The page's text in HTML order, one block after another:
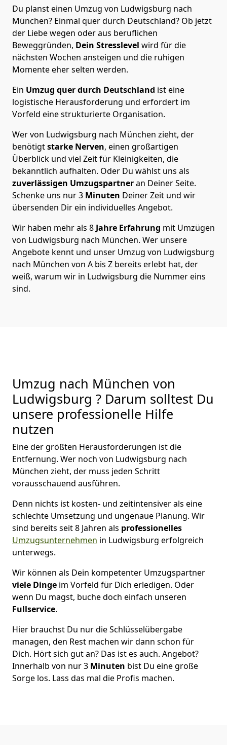
Du planst einen Umzug von Ludwigsburg nach
München? Einmal quer durch Deutschland? Ob jetzt
der Liebe wegen oder aus beruflichen
Beweggründen, Dein Stresslevel wird für die
nächsten Wochen ansteigen und die ruhigen
Momente eher selten werden.
Ein Umzug quer durch Deutschland ist eine
logistische Herausforderung und erfordert im
Vorfeld eine strukturierte Organisation.
Wer von Ludwigsburg nach München zieht, der
benötigtstarke Nerven, einen großartigen
Überblick und viel Zeit für Kleinigkeiten, die
bekanntlich aufhalten. Oder Du wählst uns als
zuverlässigen Umzugspartneran Deiner Seite.
Schenke uns nur3 Minuten Deiner Zeit und wir
übersenden Dir ein individuelles Angebot.
Wir haben mehr als 8 Jahre Erfahrung mit Umzügen
von Ludwigsburg nach München. Wer unsere
Angebote kennt und unser Umzug von Ludwigsburg
nach München von A bis Z bereits erlebt hat, der
weiß, warum wir in Ludwigsburg die Nummer eins
sind.
Umzug nach München von
Ludwigsburg ? Darum solltest Du
unsere professionelle Hilfe
nutzen
Eine der größten Herausforderungen ist die
Entfernung. Wer noch von Ludwigsburg nach
München zieht, der muss jeden Schritt
vorausschauend ausführen.
Denn nichts ist kosten- und zeitintensiver als eine
schlechte Umsetzung und ungenaue Planung. Wir
sind bereits seit 8 Jahren als professionelles
Umzugsunternehmen in Ludwigsburg erfolgreich
unterwegs.
Wir können als Dein kompetenter Umzugspartner
viele Dinge im Vorfeld für Dich erledigen. Oder
wenn Du magst, buche doch einfach unseren
Fullservice.
Hier brauchst Du nur die Schlüsselübergabe
managen, den Rest machen wir dann schon für
Dich. Hört sich gut an? Das ist es auch. Angebot?
Innerhalb von nur 3 Minuten bist Du eine große
Sorge los. Lass das mal die Profis machen.